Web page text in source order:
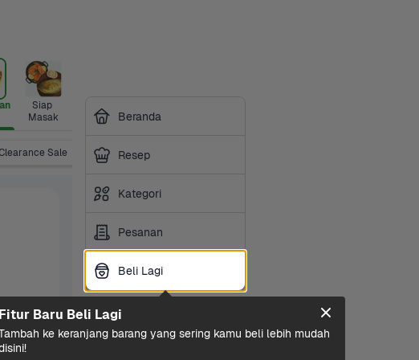
Siap
Masak
Sale Vitamin
Beranda
Resep
Kategori
Pesanan
Beli Lagi
Beli Lagi
Fitur Baru Beli Lagi
ke keranjang barang yang sering kamu beli lebih mudah